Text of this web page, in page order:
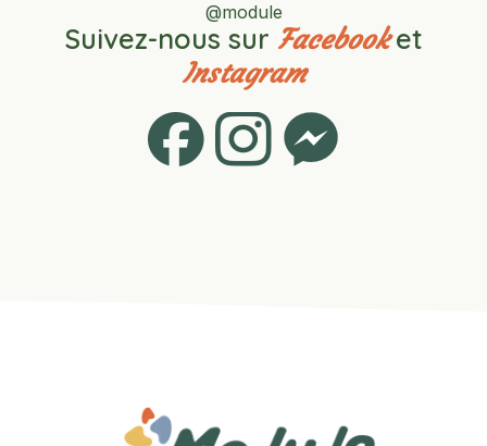
@module
Suivez-nous sur Facebooket
Instagram